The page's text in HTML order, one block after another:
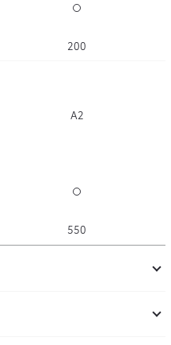
Opcijas
200
A2
Opcijas
550